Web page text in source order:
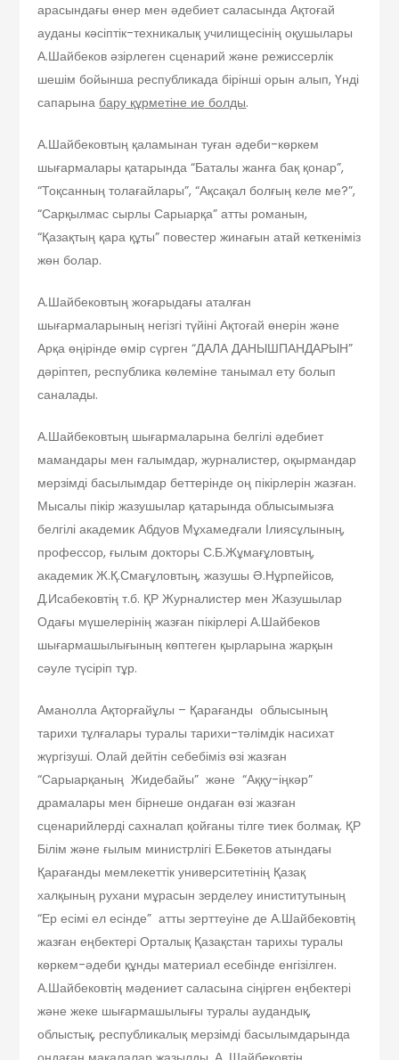
арасындағы өнер мен әдебиет саласында Ақтоғай
ауданы кәсіптік-техникалық училищесінің оқушылары
А.Шайбеков әзірлеген сценарий және режиссерлік
шешім бойынша республикада бірінші орын алып, Үнді
сапарына бару құрметіне ие болды.
А.Шайбековтың қаламынан туған әдеби-көркем
шығармалары қатарында “Баталы жанға бақ қонар”,
“Тоқсанның толағайлары”, “Ақсақал болғың келе ме?”,
“Сарқылмас сырлы Сарыарқа” атты романын,
“Қазақтың қара құты” повестер жинағын атай кеткеніміз
жөн болар.
А.Шайбековтың жоғарыдағы аталған
шығармаларының негізгі түйіні Ақтоғай өнерін және
Арқа өңірінде өмір сүрген “ДАЛА ДАНЫШПАНДАРЫН”
дәріптеп, республика көлеміне танымал ету болып
саналады.
А.Шайбековтың шығармаларына белгілі әдебиет
мамандары мен ғалымдар, журналистер, оқырмандар
мерзімді басылымдар беттерінде оң пікірлерін жазған.
Мысалы пікір жазушылар қатарында облысымызға
белгілі академик Абдуов Мұхамедғали Ілиясұлының,
профессор, ғылым докторы С.Б.Жұмағұловтың,
академик Ж.Қ.Смағұловтың, жазушы Ә.Нұрпейісов,
Д.Исабековтің т.б. ҚР Журналистер мен Жазушылар
Одағы мүшелерінің жазған пікірлері А.Шайбеков
шығармашылығының көптеген қырларына жарқын
сәуле түсіріп тұр.
Аманолла Ақторғайұлы – Қарағанды облысының
тарихи тұлғалары туралы тарихи-тәлімдік насихат
жүргізуші. Олай дейтін себебіміз өзі жазған
“Сарыарқаның Жидебайы” және “Аққу-іңкәр”
драмалары мен бірнеше ондаған өзі жазған
сценарийлерді сахналап қойғаны тілге тиек болмақ. ҚР
Білім және ғылым министрлігі Е.Бөкетов атындағы
Қарағанды мемлекеттік университетінің Қазақ
халқының рухани мұрасын зерделеу иниститутының
“Ер есімі ел есінде” атты зерттеуіне де А.Шайбековтің
жазған еңбектері Орталық Қазақстан тарихы туралы
көркем-әдеби құнды материал есебінде енгізілген.
А.Шайбековтің мәдениет саласына сіңірген еңбектері
және жеке шығармашылығы туралы аудандық,
облыстық, республикалық мерзімді басылымдарында